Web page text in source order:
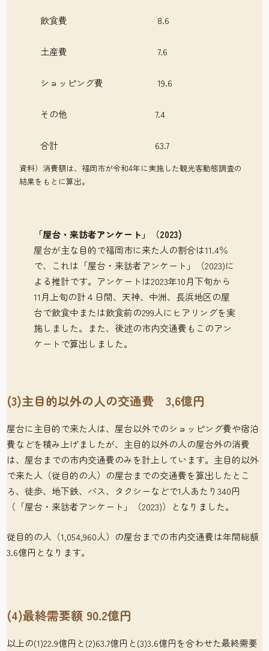
飲食費 8.6
土産費 7.6
ショッピング費 19.6
その他 7.4
合計 63.7
資料）消費額は、福岡市が令和4年に実施した観光客動態調査の
結果をもとに算出。
「屋台・来訪者アンケート」（2023)
屋台が主な目的で福岡市に来た人の割合は11.4％
で、これは「屋台・来訪者アンケート」（2023)に
よる推計です。アンケートは2023年10月下旬から
11月上旬の計４日間、天神、中洲、長浜地区の屋
台で飲食中または飲食前の299人にヒアリングを実
施しました。また、後述の市内交通費もこのアン
ケートで算出しました。
(3)主目的以外の人の交通費 3,6億円
屋台に主目的で来た人は、屋台以外でのショッピング費や宿泊
費などを積み上げましたが、主目的以外の人の屋台外の消費
は、屋台までの市内交通費のみを計上しています。主目的以外
で来た人（従目的の人）の屋台までの交通費を算出したとこ
ろ、徒歩、地下鉄、バス、タクシーなどで1人あたり340円
（「屋台・来訪者アンケート」（2023)）となりました。
従目的の人（1,054,960人）の屋台までの市内交通費は年間総額
3.6億円となります。
(4)最終需要額 90.2億円
以上の(1)22.9億円と(2)63.7億円と(3)3.6億円を合わせた最終需要